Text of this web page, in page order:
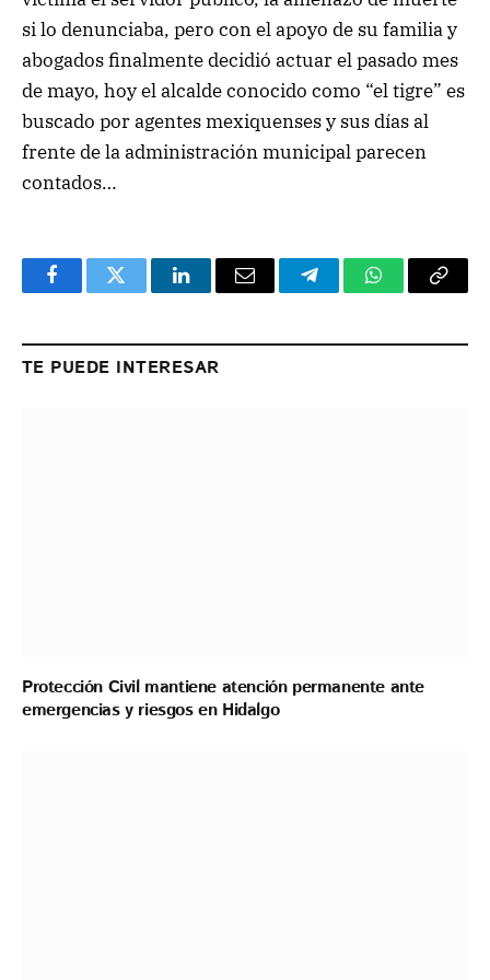
si lo denunciaba, pero con el apoyo de su familia y
abogados finalmente decidió actuar el pasado mes
de mayo, hoy el alcalde conocido como “el tigre” es
buscado por agentes mexiquenses y sus días al
frente de la administración municipal parecen
contados…
FacebookTwitter LinkedInEmail TelegramWhatsApp
Copy
TE PUEDE INTERESAR
Protección Civil mantiene atención permanente ante
emergencias y riesgos en Hidalgo